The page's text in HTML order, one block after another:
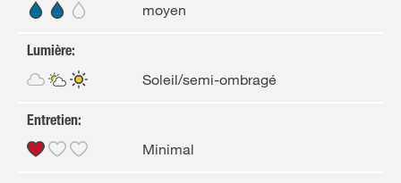
moyen
Lumière:
Soleil/semi-ombragé
Entretien:
Minimal